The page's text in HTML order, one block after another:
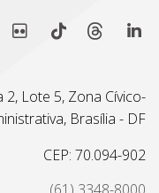
2, Lote 5, Zona Cívico-
Brasília - DF
CEP: 70.094-902